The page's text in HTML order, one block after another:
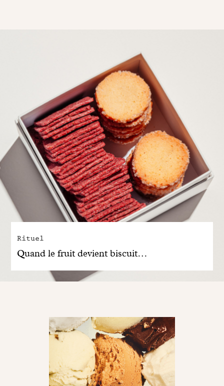
Rituel
Quand le fruit devient biscuit…